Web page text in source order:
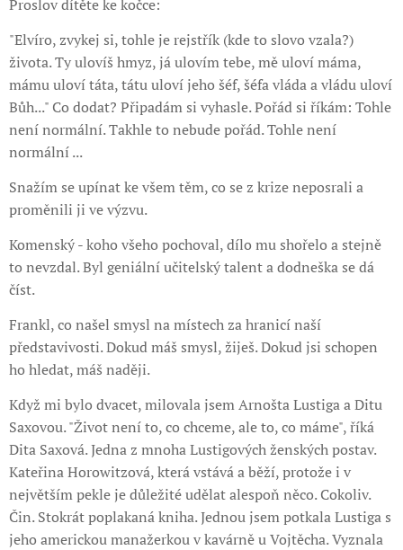
Proslov dítěte ke kočce:
"Elvíro, zvykej si, tohle je rejstřík (kde to slovo vzala?)
života. Ty ulovíš hmyz, já ulovím tebe, mě uloví máma,
mámu uloví táta, tátu uloví jeho šéf, šéfa vláda a vládu uloví
Bůh..." Co dodat? Připadám si vyhasle. Pořád si říkám: Tohle
není normální. Takhle to nebude pořád. Tohle není
normální ...
Snažím se upínat ke všem těm, co se z krize neposrali a
proměnili ji ve výzvu.
Komenský - koho všeho pochoval, dílo mu shořelo a stejně
to nevzdal. Byl geniální učitelský talent a dodneška se dá
číst.
Frankl, co našel smysl na místech za hranicí naší
představivosti. Dokud máš smysl, žiješ. Dokud jsi schopen
ho hledat, máš naději.
Když mi bylo dvacet, milovala jsem Arnošta Lustiga a Ditu
Saxovou. "Život není to, co chceme, ale to, co máme", říká
Dita Saxová. Jedna z mnoha Lustigových ženských postav.
Kateřina Horowitzová, která vstává a běží, protože i v
největším pekle je důležité udělat alespoň něco. Cokoliv.
Čin. Stokrát poplakaná kniha. Jednou jsem potkala Lustiga s
jeho americkou manažerkou v kavárně u Vojtěcha. Vyznala